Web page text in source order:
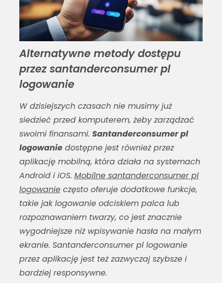
Alternatywne metody dostępu
przez santanderconsumer pl
logowanie
W dzisiejszych czasach nie musimy już
siedzieć przed komputerem, żeby zarządzać
swoimi finansami. Santanderconsumer pl
logowaniedostępne jest również przez
aplikację mobilną, która działa na systemach
Android i iOS. Mobilne santanderconsumer pl
logowanieczęsto oferuje dodatkowe funkcje,
takie jak logowanie odciskiem palca lub
rozpoznawaniem twarzy, co jest znacznie
wygodniejsze niż wpisywanie hasła na małym
ekranie. Santanderconsumer pl logowanie
przez aplikację jest też zazwyczaj szybsze i
bardziej responsywne.